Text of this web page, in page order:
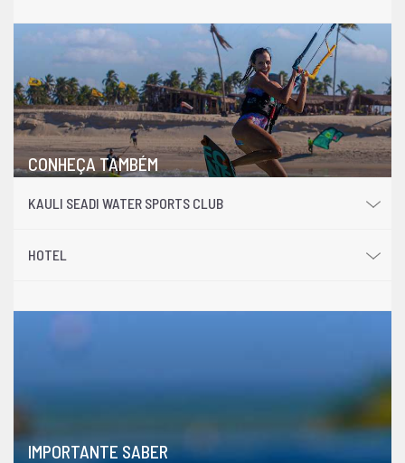
CONHEÇA TAMBÉM
KAULI SEADI WATER SPORTS CLUB
HOTEL
IMPORTANTE SABER